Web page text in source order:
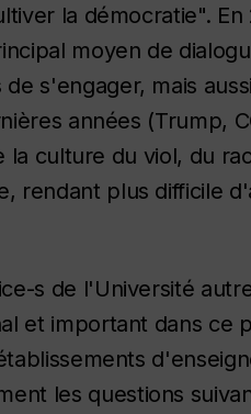
la démocratie". En
moyen de
s'engager, mais
années (Trump,
la culture du viol, du
rendant plus difficile
s de l'Université
et important dans ce
les questions